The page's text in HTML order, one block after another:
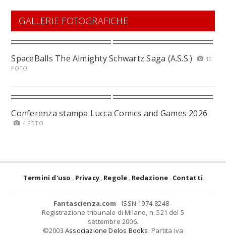
GALLERIE FOTOGRAFICHE
SpaceBalls The Almighty Schwartz Saga (A.S.S.)
10
FOTO
Conferenza stampa Lucca Comics and Games 2026
4 FOTO
Termini d'uso Privacy Regole Redazione Contatti
Fantascienza.com - ISSN 1974-8248 -
Registrazione tribunale di Milano, n. 521 del 5
settembre 2006.
©2003 Associazione Delos Books. Partita Iva